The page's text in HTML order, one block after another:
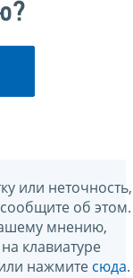
или неточность,
об этом.
мнению,
клавиатуре
нажмите сюда.